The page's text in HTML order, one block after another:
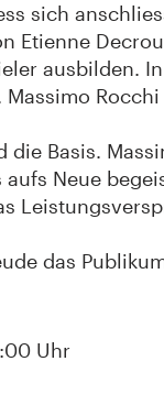
sich
Etienne
ausbilden.
Massimo
die Basis.
Neue
das
Uhr